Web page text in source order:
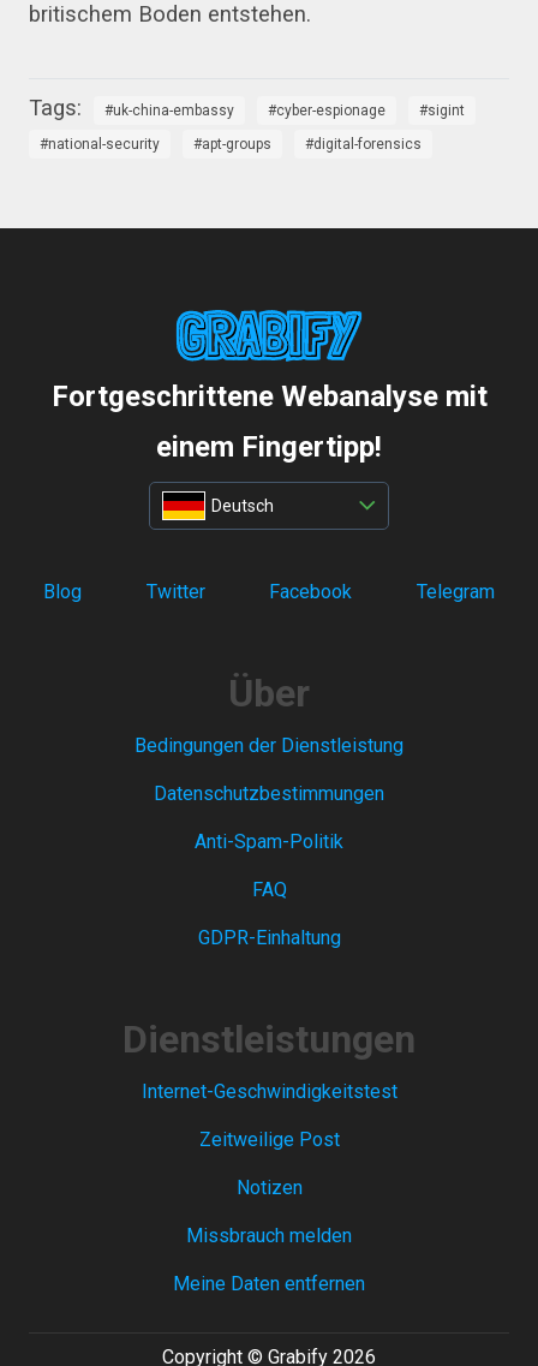
britischem Boden entstehen.
uk-china-embassy cyber-espionage
sigint
national-security
apt-groups digital-forensics
Fortgeschrittene Webanalyse mit
einem Fingertipp!
Deutsch
Blog Twitter Facebook Telegram
Über
Bedingungen der Dienstleistung
Datenschutzbestimmungen
Anti-Spam-Politik
FAQ
GDPR-Einhaltung
Dienstleistungen
Internet-Geschwindigkeitstest
Zeitweilige Post
Notizen
Missbrauch melden
Meine Daten entfernen
Copyright © Grabify 2026